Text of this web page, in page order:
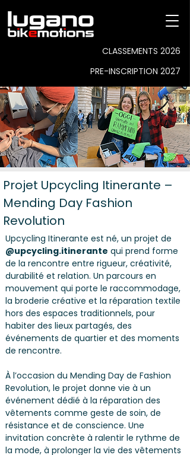
CLASSEMENTS 2026
PRE-INSCRIPTION 2027
Projet Upcycling Itinerante –
Mending Day Fashion
Revolution
Upcycling Itinerante est né, un projet de
@upcycling.itinerante qui prend forme
de la rencontre entre rigueur, créativité,
durabilité et relation. Un parcours en
mouvement qui porte le raccommodage,
la broderie créative et la réparation textile
hors des espaces traditionnels, pour
habiter des lieux partagés, des
événements de quartier et des moments
de rencontre.
À l’occasion du Mending Day de Fashion
Revolution, le projet donne vie à un
événement dédié à la réparation des
vêtements comme geste de soin, de
résistance et de conscience. Une
invitation concrète à ralentir le rythme de
la mode, à prolonger la vie des vêtements